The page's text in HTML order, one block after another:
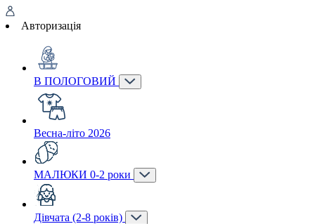
Авторизація
В ПОЛОГОВИЙ
Весна-літо 2026
МАЛЮКИ 0-2 роки
Дівчата (2-8 років)